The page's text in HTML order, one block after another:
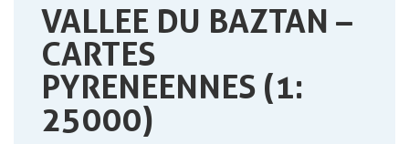
VALLEE DU BAZTAN –
CARTES
PYRENEENNES (1:
25000)